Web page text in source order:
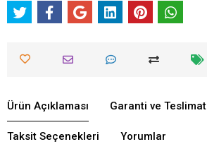
Ürün Açıklaması Garanti ve Teslimat
Taksit Seçenekleri Yorumlar